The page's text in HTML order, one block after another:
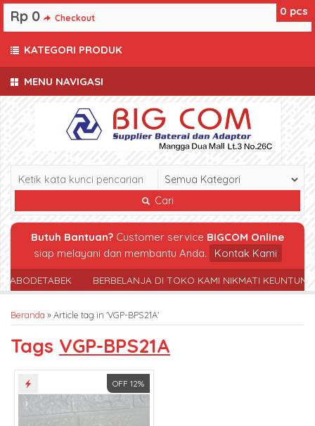
MENU NAVIGASI
Cari
Butuh Bantuan? Customer service BIGCOM Online
siap melayani dan membantu Anda.
Kontak Kami
BERBELANJA DI TOKO KAMI NIKMATI
Beranda »Article tag in 'VGP-BPS21A'
Tags VGP-BPS21A
OFF 12%
0 pcs
Rp 0 Checkout
KATEGORI PRODUK